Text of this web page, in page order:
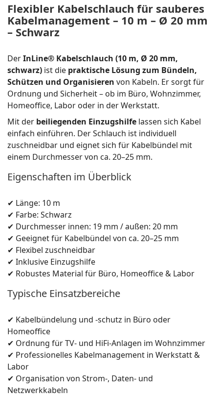
Flexibler Kabelschlauch für sauberes
Kabelmanagement – 10 m – Ø 20 mm
– Schwarz
DerInLine® Kabelschlauch (10 m, Ø 20 mm,
schwarz) ist die praktische Lösung zum Bündeln,
Schützen und Organisieren von Kabeln. Er sorgt für
Ordnung und Sicherheit – ob im Büro, Wohnzimmer,
Homeoffice, Labor oder in der Werkstatt.
Mit der beiliegenden Einzugshilfe lassen sich Kabel
einfach einführen. Der Schlauch ist individuell
zuschneidbar und eignet sich für Kabelbündel mit
einem Durchmesser von ca. 20–25 mm.
Eigenschaften im Überblick
✔ Länge: 10 m
✔ Farbe: Schwarz
✔ Durchmesser innen: 19 mm / außen: 20 mm
✔ Geeignet für Kabelbündel von ca. 20–25 mm
✔ Flexibel zuschneidbar
✔ Inklusive Einzugshilfe
✔ Robustes Material für Büro, Homeoffice & Labor
Typische Einsatzbereiche
✔ Kabelbündelung und -schutz in Büro oder
Homeoffice
✔ Ordnung für TV- und HiFi-Anlagen im Wohnzimmer
✔ Professionelles Kabelmanagement in Werkstatt &
Labor
✔ Organisation von Strom-, Daten- und
Netzwerkkabeln